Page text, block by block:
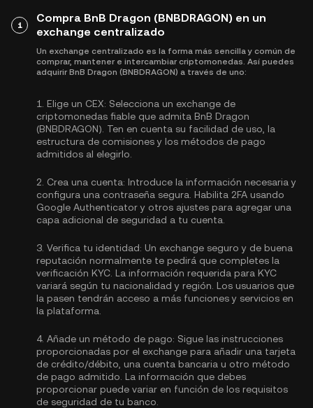
1
Compra BnB Dragon (BNBDRAGON) en un
exchange centralizado
Un exchange centralizado es la forma más sencilla y común de
comprar, mantener e intercambiar criptomonedas. Así puedes
adquirir BnB Dragon (BNBDRAGON) a través de uno:
1. Elige un CEX: Selecciona un exchange de
criptomonedas fiable que admita BnB Dragon
(BNBDRAGON). Ten en cuenta su facilidad de uso, la
estructura de comisiones y los métodos de pago
admitidos al elegirlo.
2. Crea una cuenta: Introduce la información necesaria y
configura una contraseña segura. Habilita 2FA usando
Google Authenticatory otros ajustes para agregar una
capa adicional de seguridad a tu cuenta.
3. Verifica tu identidad: Un exchange seguro y de buena
reputación normalmente te pedirá que completes la
verificación KYC. La información requerida para KYC
variará según tu nacionalidad y región. Los usuarios que
la pasen tendrán acceso a más funciones y servicios en
la plataforma.
4. Añade un método de pago: Sigue las instrucciones
proporcionadas por el exchange para añadir una tarjeta
de crédito/débito, una cuenta bancaria u otro método
de pago admitido. La información que debes
proporcionar puede variar en función de los requisitos
de seguridad de tu banco.